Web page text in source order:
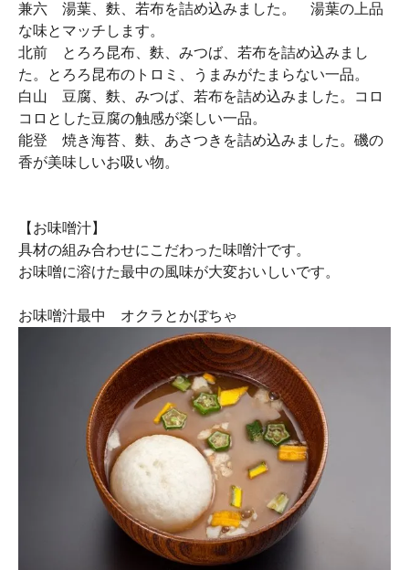
兼六 湯葉、麩、若布を詰め込みました。 湯葉の上品
な味とマッチします。
北前 とろろ昆布、麩、みつば、若布を詰め込みまし
た。とろろ昆布のトロミ、うまみがたまらない一品。
白山 豆腐、麩、みつば、若布を詰め込みました。コロ
コロとした豆腐の触感が楽しい一品。
能登 焼き海苔、麩、あさつきを詰め込みました。磯の
香が美味しいお吸い物。
【お味噌汁】
具材の組み合わせにこだわった味噌汁です。
お味噌に溶けた最中の風味が大変おいしいです。
お味噌汁最中 オクラとかぼちゃ